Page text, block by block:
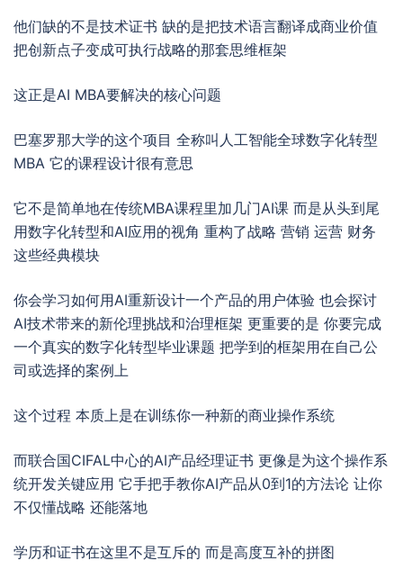
他们缺的不是技术证书 缺的是把技术语言翻译成商业价值
把创新点子变成可执行战略的那套思维框架
这正是AI MBA要解决的核心问题
巴塞罗那大学的这个项目 全称叫人工智能全球数字化转型
MBA 它的课程设计很有意思
它不是简单地在传统MBA课程里加几门AI课 而是从头到尾
用数字化转型和AI应用的视角 重构了战略 营销 运营 财务
这些经典模块
你会学习如何用AI重新设计一个产品的用户体验 也会探讨
AI技术带来的新伦理挑战和治理框架 更重要的是 你要完成
一个真实的数字化转型毕业课题 把学到的框架用在自己公
司或选择的案例上
这个过程 本质上是在训练你一种新的商业操作系统
而联合国CIFAL中心的AI产品经理证书 更像是为这个操作系
统开发关键应用 它手把手教你AI产品从0到1的方法论 让你
不仅懂战略 还能落地
学历和证书在这里不是互斥的 而是高度互补的拼图